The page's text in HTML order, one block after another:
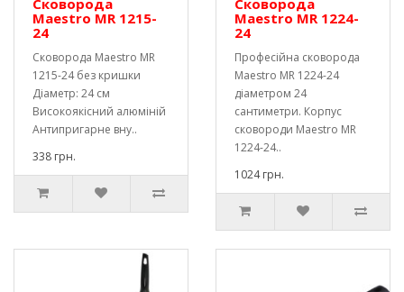
Сковорода
Maestro MR 1215-
24
Сковорода Maestro MR
1215-24 без кришки
Діаметр: 24 см
Високоякісний алюміній
Антипригарне вну..
338 грн.
Сковорода
Maestro MR 1224-
24
Професійна сковорода
Maestro MR 1224-24
діаметром 24
сантиметри. Корпус
сковороди Maestro MR
1224-24..
1024 грн.